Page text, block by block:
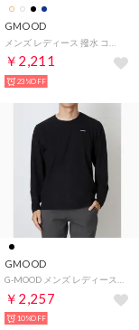
GMOOD
￥2,211
23%OFF
GMOOD
￥2,257
10%OFF